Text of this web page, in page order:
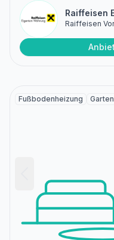
Raiffeisen
Raiffeisen
Fußbodenheizung Garten